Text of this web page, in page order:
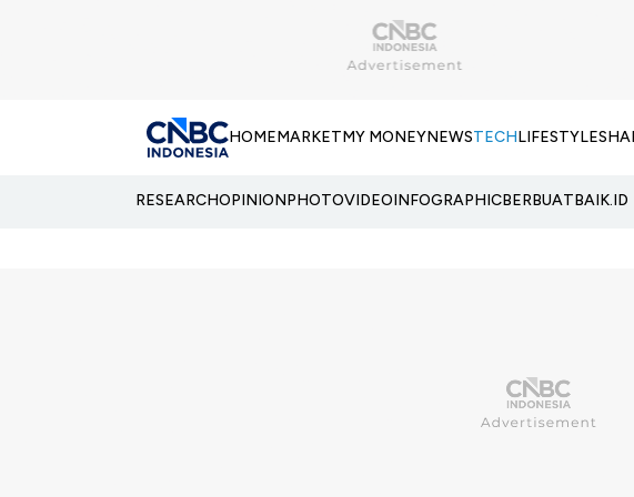
HOMEMARKETMY MONEYNEWSTECHLIFESTYLE
RESEARCHOPINIONPHOTOVIDEOINFOGRAPHICBERBUATBAIK.ID